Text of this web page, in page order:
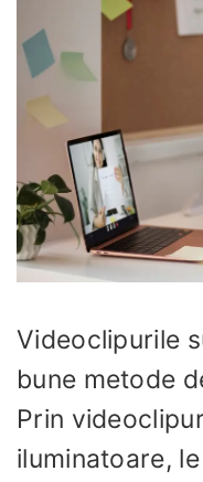
Videoclipurile
bune metode
Prin
iluminatoare,